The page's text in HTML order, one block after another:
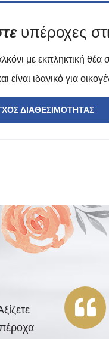
υπέροχες
με εκπληκτική
ιδανικό για
ΔΙΑΘΕΣΙΜΌΤΗΤΑΣ